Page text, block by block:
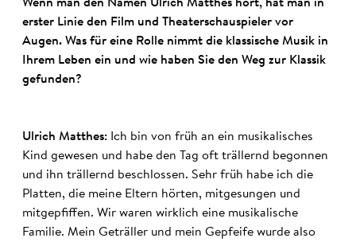
Wenn man den Namen Ulrich Matthes hört, hat man in
erster Linie den Film und Theaterschauspieler vor
Augen. Was für eine Rolle nimmt die klassische Musik in
Ihrem Leben ein und wie haben Sie den Weg zur Klassik
gefunden?
Ulrich Matthes: Ich bin von früh an ein musikalisches
Kind gewesen und habe den Tag oft trällernd begonnen
und ihn trällernd beschlossen. Sehr früh habe ich die
Platten, die meine Eltern hörten, mitgesungen und
mitgepfiffen. Wir waren wirklich eine musikalische
Familie. Mein Geträller und mein Gepfeife wurde also